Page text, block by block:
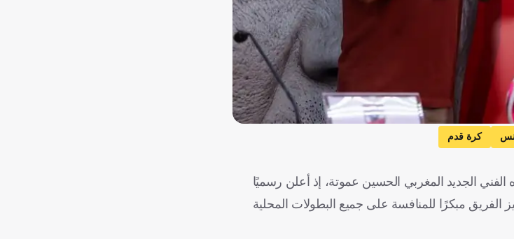
كرة قدم
الفني الجديد المغربي الحسين عموتة، إذ أعلن رسميًا
الفريق مبكرًا للمنافسة على جميع البطولات المحلية